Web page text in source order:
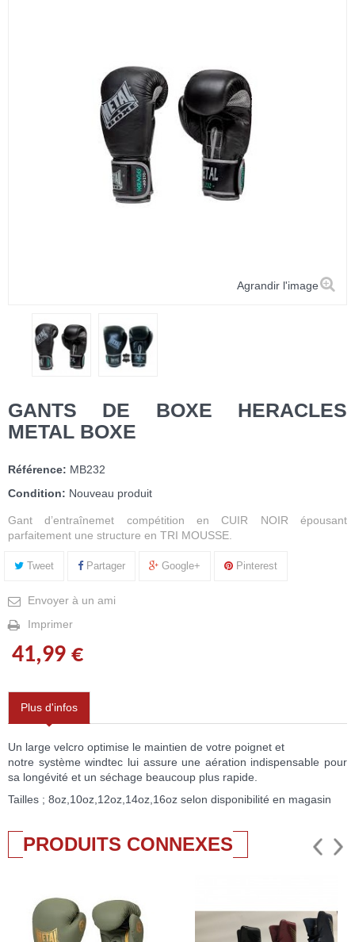
Agrandir l'image
GANTS DE BOXE HERACLES
METAL BOXE
Référence: MB232
Condition: Nouveau produit
Gant d’entraînemet compétition en CUIR NOIR épousant
parfaitement une structure en TRI MOUSSE.
Tweet Partager Google+ Pinterest
Envoyer à un ami
Imprimer
41,99 €
Plus d'infos
Un large velcro optimise le maintien de votre poignet et
notre système windtec lui assure une aération indispensable pour
sa longévité et un séchage beaucoup plus rapide.
Tailles ; 8oz,10oz,12oz,14oz,16oz selon disponibilité en magasin
PRODUITS CONNEXES